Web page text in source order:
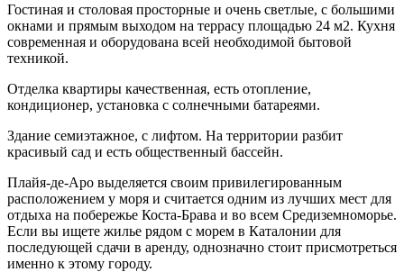
Гостиная и столовая просторные и очень светлые, с большими
окнами и прямым выходом на террасу площадью 24 м2. Кухня
современная и оборудована всей необходимой бытовой
техникой.
Отделка квартиры качественная, есть отопление,
кондиционер, установка с солнечными батареями.
Здание семиэтажное, с лифтом. На территории разбит
красивый сад и есть общественный бассейн.
Плайя-де-Аро выделяется своим привилегированным
расположением у моря и считается одним из лучших мест для
отдыха на побережье Коста-Брава и во всем Средиземноморье.
Если вы ищете жилье рядом с морем в Каталонии для
последующей сдачи в аренду, однозначно стоит присмотреться
именно к этому городу.